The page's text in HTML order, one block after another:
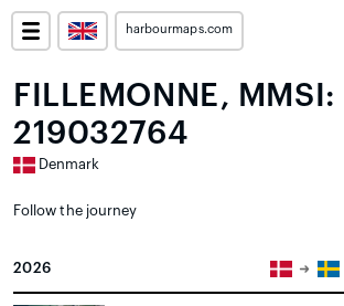
harbourmaps.com
FILLEMONNE, MMSI:
219032764
Denmark
Follow the journey
2026